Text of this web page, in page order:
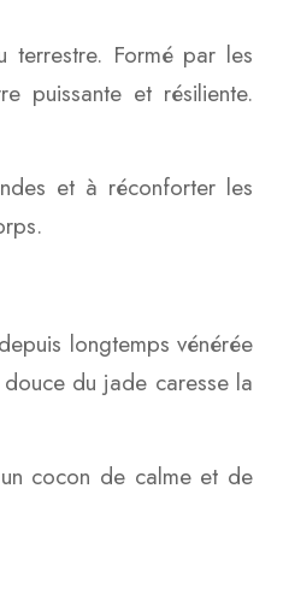
Formé par les
puissante et résiliente.
et à réconforter les
longtemps vénérée
du jade caresse la
cocon de calme et de